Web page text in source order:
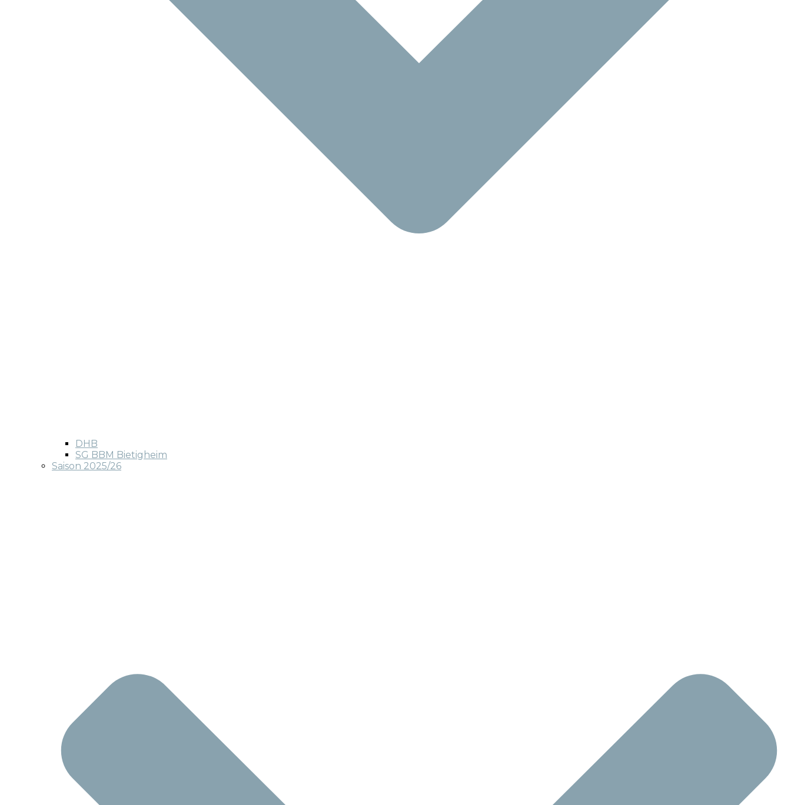
DHB
SG BBM Bietigheim
Saison 2025/26